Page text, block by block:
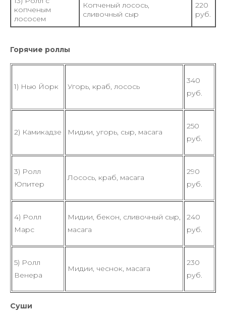
копченым
лососем
Копченый лосось,
сливочный сыр
220
руб.
Горячие роллы
1) Нью Йорк Угорь, краб, лосось
340
руб.
2) Камикадзе Мидии, угорь, сыр, масага
250
руб.
3) Ролл
Юпитер
Лосось, краб, масага
290
руб.
4) Ролл
Марс
Мидии, бекон, сливочный сыр,
масага
240
руб.
5) Ролл
Венера
Мидии, чеснок, масага
230
руб.
Суши